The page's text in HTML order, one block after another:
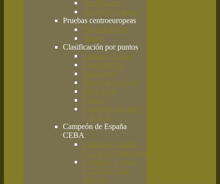
San Huberto
Jóvenes Promesas
Pruebas centroeuropeas
Deutsch Derby
Solms
Clasificación por puntos
Campo y Agua
Caza Práctica
Primavera
Búsqueda de caza
Morfología
Clásica
Campeón absoluto
C.E.B.A.
Campeón de España
CEBA
Campeón España
C.E.B.A. Primavera
Campeón España
C.E.B.A. Caza
Práctica